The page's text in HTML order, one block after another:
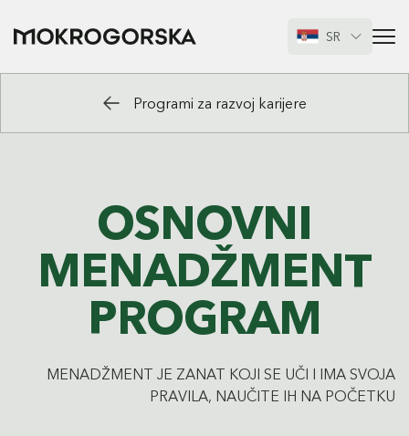
SR
Programi za razvoj karijere
OSNOVNI
MENADŽMENT
PROGRAM
MENADŽMENT JE ZANAT KOJI SE UČI I IMA SVOJA
PRAVILA, NAUČITE IH NA POČETKU